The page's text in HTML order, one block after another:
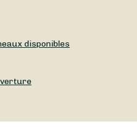
disponibles